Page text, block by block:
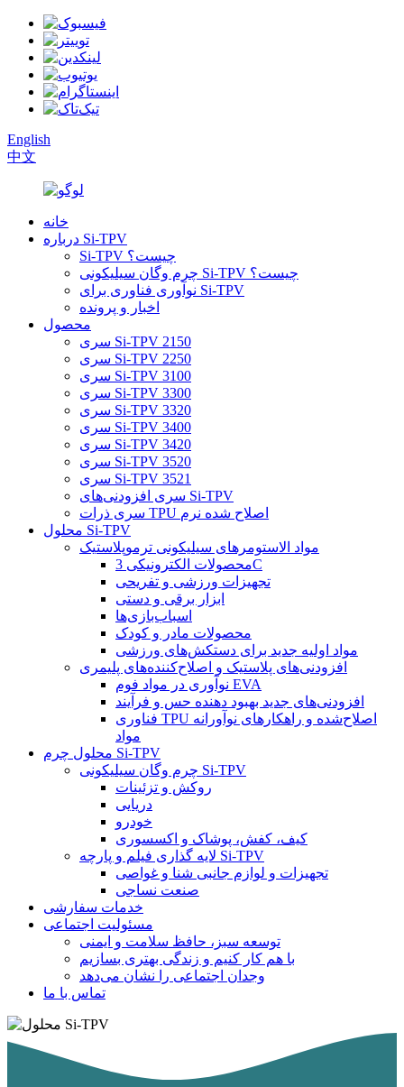
English
中文
خانه
درباره Si-TPV
Si-TPV چیست؟
چرم وگان سیلیکونی Si-TPV چیست؟
نوآوری فناوری برای Si-TPV
اخبار و پرونده
محصول
سری Si-TPV 2150
سری Si-TPV 2250
سری Si-TPV 3100
سری Si-TPV 3300
سری Si-TPV 3320
سری Si-TPV 3400
سری Si-TPV 3420
سری Si-TPV 3520
سری Si-TPV 3521
سری افزودنی‌های Si-TPV
سری ذرات TPU اصلاح شده نرم
محلول Si-TPV
مواد الاستومرهای سیلیکونی ترموپلاستیک
محصولات الکترونیکی 3C
تجهیزات ورزشی و تفریحی
ابزار برقی و دستی
اسباب‌بازی‌ها
محصولات مادر و کودک
مواد اولیه جدید برای دستکش‌های ورزشی
افزودنی‌های پلاستیک و اصلاح‌کننده‌های پلیمری
نوآوری در مواد فوم EVA
افزودنی‌های جدید بهبود دهنده حس و فرآیند
فناوری TPU اصلاح‌شده و راهکارهای نوآورانه
مواد
محلول چرم Si-TPV
چرم وگان سیلیکونی Si-TPV
روکش و تزئینات
دریایی
خودرو
کیف، کفش، پوشاک و اکسسوری
لایه گذاری فیلم و پارچه Si-TPV
تجهیزات و لوازم جانبی شنا و غواصی
صنعت نساجی
خدمات سفارشی
مسئولیت اجتماعی
توسعه سبز، حافظ سلامت و ایمنی
با هم کار کنیم و زندگی بهتری بسازیم
وجدان اجتماعی را نشان می‌دهد
تماس با ما